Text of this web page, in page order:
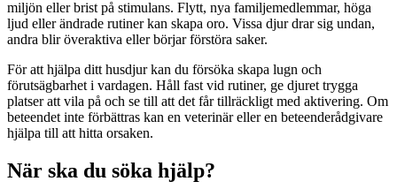
miljön eller brist på stimulans. Flytt, nya familjemedlemmar, höga
ljud eller ändrade rutiner kan skapa oro. Vissa djur drar sig undan,
andra blir överaktiva eller börjar förstöra saker.
För att hjälpa ditt husdjur kan du försöka skapa lugn och
förutsägbarhet i vardagen. Håll fast vid rutiner, ge djuret trygga
platser att vila på och se till att det får tillräckligt med aktivering. Om
beteendet inte förbättras kan en veterinär eller en beteenderådgivare
hjälpa till att hitta orsaken.
När ska du söka hjälp?